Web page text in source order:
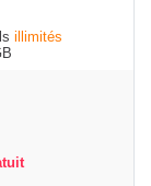
illimités